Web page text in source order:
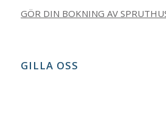
GÖR DIN BOKNING AV
GILLA OSS